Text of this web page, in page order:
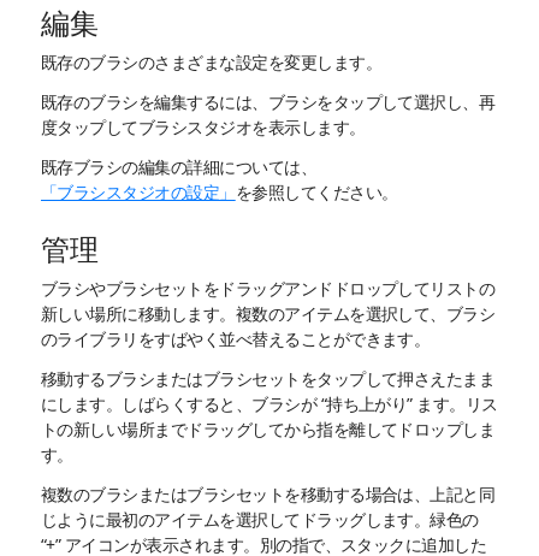
編集
既存のブラシのさまざまな設定を変更します。
既存のブラシを編集するには、ブラシをタップして選択し、再
度タップしてブラシスタジオを表示します。
既存ブラシの編集の詳細については、
「ブラシスタジオの設定」 を参照してください。
管理
ブラシやブラシセットをドラッグアンドドロップしてリストの
新しい場所に移動します。複数のアイテムを選択して、ブラシ
のライブラリをすばやく並べ替えることができます。
移動するブラシまたはブラシセットをタップして押さえたまま
にします。しばらくすると、ブラシが “持ち上がり” ます。リス
トの新しい場所までドラッグしてから指を離してドロップしま
す。
複数のブラシまたはブラシセットを移動する場合は、上記と同
じように最初のアイテムを選択してドラッグします。緑色の
“+” アイコンが表示されます。別の指で、スタックに追加した